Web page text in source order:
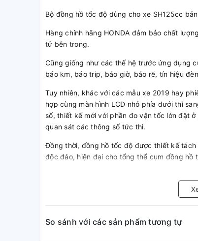
Bộ đồng hồ tốc độ dùng cho xe SH125cc
Hàng chính hãng HONDA đảm bảo chất
tử bên trong.
Cũng giống như các thế hệ trước ứng dụng
báo km, báo trip, báo giờ, báo rẽ, tín hiệu
Tuy nhiên, khác với các mẫu xe 2019 hay
hợp cùng màn hình LCD nhỏ phía dưới thì
số, thiết kế mới với phần đo vận tốc lớn đặt
quan sát các thông số tức thì.
Đồng thời, đồng hồ tốc độ được thiết kế
độc đáo, hiện đại cho tổng thể cụm đồng hồ
KHO PHỤ TÙNG CHÍNH HÃNG rất hân
chính hãng và chất lượng nhất.
So sánh với các sản phẩm tương tự